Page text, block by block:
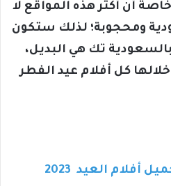
أن أكثر هذه المواقع لا
ومحجوبة؛ لذلك ستكون
تك هي البديل،
كل أفلام عيد الفطر
أفلام العيد 2023